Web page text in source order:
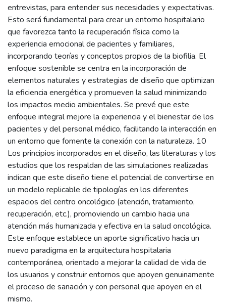
entrevistas, para entender sus necesidades y expectativas.
Esto será fundamental para crear un entorno hospitalario
que favorezca tanto la recuperación física como la
experiencia emocional de pacientes y familiares,
incorporando teorías y conceptos propios de la biofilia. El
enfoque sostenible se centra en la incorporación de
elementos naturales y estrategias de diseño que optimizan
la eficiencia energética y promueven la salud minimizando
los impactos medio ambientales. Se prevé que este
enfoque integral mejore la experiencia y el bienestar de los
pacientes y del personal médico, facilitando la interacción en
un entorno que fomente la conexión con la naturaleza. 10
Los principios incorporados en el diseño, las literaturas y los
estudios que los respaldan de las simulaciones realizadas
indican que este diseño tiene el potencial de convertirse en
un modelo replicable de tipologías en los diferentes
espacios del centro oncológico (atención, tratamiento,
recuperación, etc.), promoviendo un cambio hacia una
atención más humanizada y efectiva en la salud oncológica.
Este enfoque establece un aporte significativo hacia un
nuevo paradigma en la arquitectura hospitalaria
contemporánea, orientado a mejorar la calidad de vida de
los usuarios y construir entornos que apoyen genuinamente
el proceso de sanación y con personal que apoyen en el
mismo.